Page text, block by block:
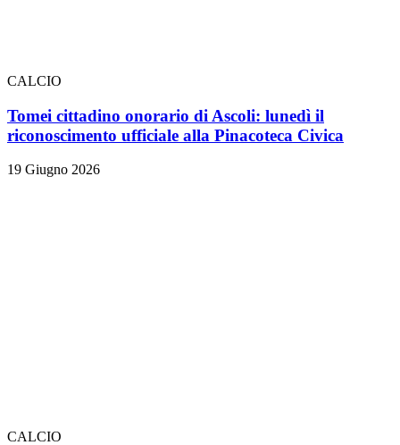
CALCIO
Tomei cittadino onorario di Ascoli: lunedì il
riconoscimento ufficiale alla Pinacoteca Civica
19 Giugno 2026
CALCIO